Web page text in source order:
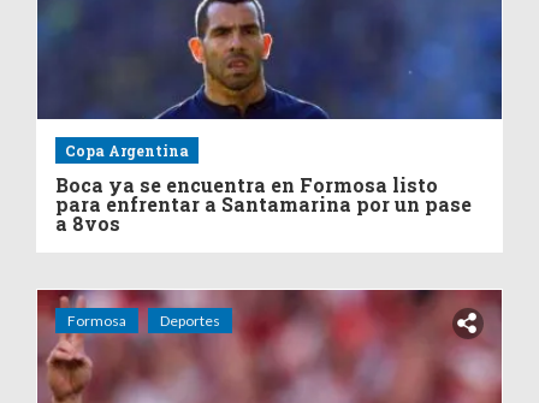
Copa Argentina
Boca ya se encuentra en Formosa listo
para enfrentar a Santamarina por un pase
a 8vos
Formosa Deportes